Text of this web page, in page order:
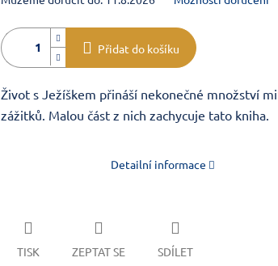
Přidat do košíku
Život s Ježíškem přináší nekonečné množství
zážitků. Malou část z nich zachycuje tato kniha.
Detailní informace
TISK ZEPTAT SE SDÍLET